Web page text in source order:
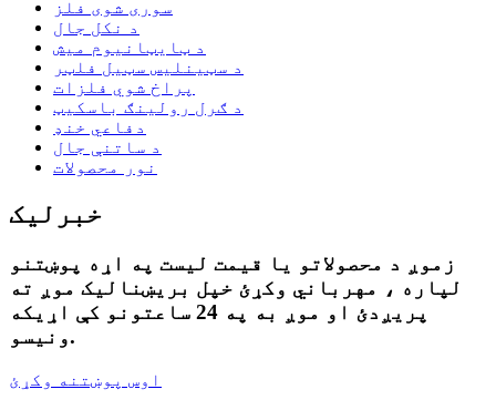
سوری شوی فلز
د نکل جال
د ټایټانیوم میش
د سټینلیس سټیل فلټر
پراخ شوي فلزات
د ګرل رولینګ باسکیټ
دفاعي خنډ
د ساتنې جال
نور محصولات
خبرلیک
زموږ د محصولاتو یا قیمت لیست په اړه پوښتنو
لپاره ، مهرباني وکړئ خپل بریښنالیک موږ ته
پریږدئ او موږ به په 24 ساعتونو کې اړیکه
ونیسو.
اوس پوښتنه وکړئ